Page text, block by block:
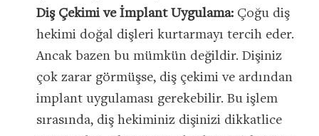
Diş Çekimi ve İmplant Uygulama:Çoğu diş
hekimi doğal dişleri kurtarmayı tercih eder.
Ancak bazen bu mümkün değildir. Dişiniz
çok zarar görmüşse, diş çekimi ve ardından
implant uygulaması gerekebilir. Bu işlem
sırasında, diş hekiminiz dişinizi dikkatlice